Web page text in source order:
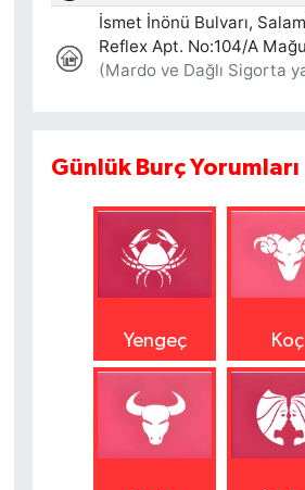
Günlük Burç Yorumları
Yengeç Koç